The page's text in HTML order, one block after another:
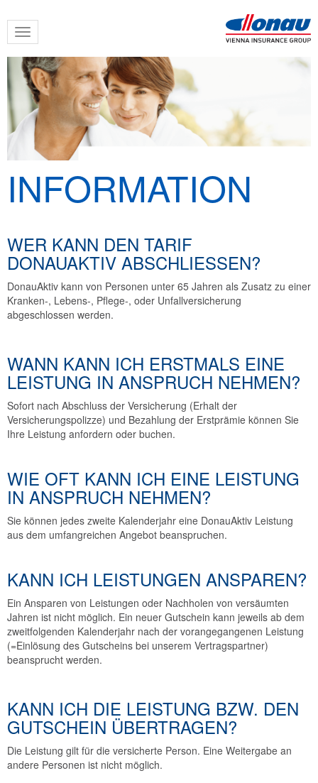
Skip
content
Toggle
navigation
INFORMATION
WER KANN DEN TARIF
DONAUAKTIV ABSCHLIESSEN?
DonauAktiv kann von Personen unter 65 Jahren als Zusatz zu einer
Kranken-, Lebens-, Pflege-, oder Unfallversicherung
abgeschlossen werden.
WANN KANN ICH ERSTMALS EINE
LEISTUNG IN ANSPRUCH NEHMEN?
Sofort nach Abschluss der Versicherung (Erhalt der
Versicherungspolizze) und Bezahlung der Erstprämie können Sie
Ihre Leistung anfordern oder buchen.
WIE OFT KANN ICH EINE LEISTUNG
IN ANSPRUCH NEHMEN?
Sie können jedes zweite Kalenderjahr eine DonauAktiv Leistung
aus dem umfangreichen Angebot beanspruchen.
KANN ICH LEISTUNGEN ANSPAREN?
Ein Ansparen von Leistungen oder Nachholen von versäumten
Jahren ist nicht möglich. Ein neuer Gutschein kann jeweils ab dem
zweitfolgenden Kalenderjahr nach der vorangegangenen Leistung
(=Einlösung des Gutscheins bei unserem Vertragspartner)
beansprucht werden.
KANN ICH DIE LEISTUNG BZW. DEN
GUTSCHEIN ÜBERTRAGEN?
Die Leistung gilt für die versicherte Person. Eine Weitergabe an
andere Personen ist nicht möglich.